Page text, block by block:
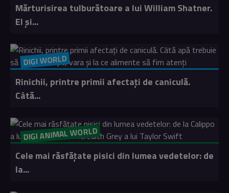
Mărturisirea tulburătoare a lui William Shatner.
El și...
DIGI WORLD
Rinichii, printre primii afectați de caniculă.
Câtă...
DIGI ANIMAL WORLD
Cele mai răsfățate pisici din lumea vedetelor: de
la...